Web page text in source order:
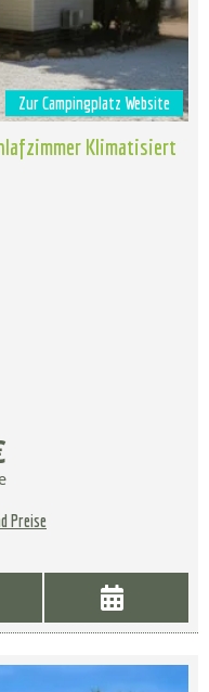
Zur Campingplatz Website
Klimatisiert
Preise